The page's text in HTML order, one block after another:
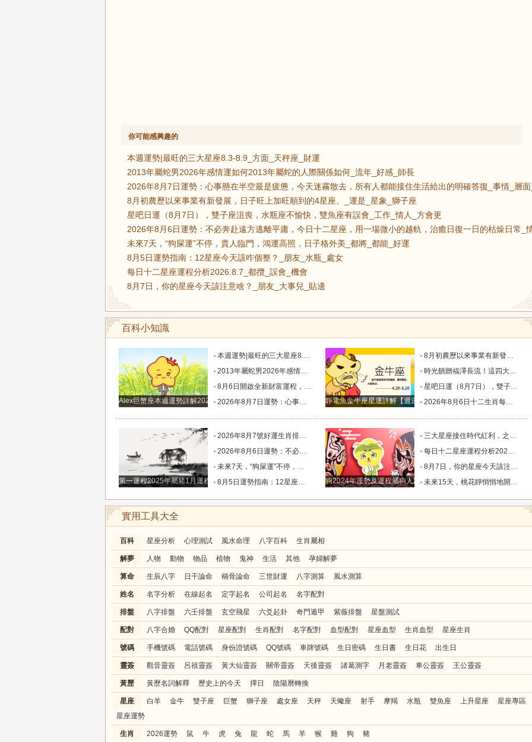
你可能感興趣的
本週運勢|最旺的三大星座8.3-8.9_方面_天秤座_財運
2013年屬蛇男2026年感情運如何2013年屬蛇的人際關係如何_流年_好感_師長
2026年8月7日運勢：心事懸在半空最是疲憊，今天迷霧散去，所有人都能接住生活給出的明確答復_事情_層
8月初農歷以來事業有新發展，日子旺上加旺順到的4星座。_運是_星象_獅子座
星吧日運（8月7日），雙子座沮喪，水瓶座不愉快，雙魚座有誤會_工作_情人_方會更
2026年8月6日運勢：不必奔赴遠方逃離平庸，今日十二星座，用一場微小的越軌，治癒日復一日的枯燥日常_
未來7天，“狗屎運”不停，貴人臨門，鴻運高照，日子格外美_都將_都能_好運
8月5日運勢指南：12星座今天該咋個整？_朋友_水瓶_處女
每日十二星座運程分析2026.8.7_都攬_誤會_機會
8月7日，你的星座今天該注意啥？_朋友_大事兒_貼邊
百科小知識
Alex巨蟹座本週運勢詳解2024.12.23-12.29
本週運勢|最旺的三大星座8.3-8.9_方面_天秤座_財運
2013年屬蛇男2026年感情運如何2013年屬蛇的人際關係如何_流年_好感_師長
8月6日開啟全新財富運程，這幾大生肖財星強力護佑，財源廣進富貴登門萬事順心_時間_朋友_機會
2026年8月7日運勢：心事懸在半空最是疲憊，今天迷霧散去，所有人都能接住生活給出的明確答復_事情_層面_關係
靜電魚金牛座星運詳解【週運2024年12月9日-12月15日】
8月初農歷以來事業有新發展，日子旺上加旺順到的4星座。_運是_星象_獅子座
時光饋贈福澤長流！這四大生肖身邊總有好事綿延不息_好運_肖羊_生活
星吧日運（8月7日），雙子座沮喪，水瓶座不愉快，雙魚座有誤會_工作_情人_方會更
2026年8月6日十二生肖每日好運播報_工作_抓住機會_屬相
第一運程2025年屬豬1月運程解析
2026年8月7號好運生肖排名榜。_財運_感情_飾品
2026年8月6日運勢：不必奔赴遠方逃離平庸，今日十二星座，用一場微小的越軌，治癒日復一日的枯燥日常_情緒_層面_小變化
未來7天，“狗屎運”不停，貴人臨門，鴻運高照，日子格外美_都將_都能_好運
8月5日運勢指南：12星座今天該咋個整？_朋友_水瓶_處女
狗2024年運勢及運程屬狗人2024運勢好嗎
三大星座接住時代紅利，之前吃虧隱忍，全部轉化為晚年財富_行業_合作_人情
每日十二星座運程分析2026.8.7_都攬_誤會_機會
8月7日，你的星座今天該注意啥？_朋友_大事兒_貼邊
未來15天，桃花靜悄悄地開，與真愛只有一步之遙的4大星座_伴侶_愛情_雙子座
實用工具大全
百科 星座分析 心理測試 風水命理 八字百科 生肖屬相
解夢 人物 動物 物品 植物 鬼神 生活 其他 孕婦解夢
算命 生辰八字 日干論命 稱骨論命 三世財運 八字測算 風水測算
姓名 名字分析 在線起名 定字起名 公司起名 名字配對
排盤 八字排盤 六壬排盤 玄空飛星 六爻起卦 奇門遁甲 紫薇排盤 星盤測試
配對 八字合婚 QQ配對 星座配對 生肖配對 名字配對 血型配對 星座血型 生肖血型 星座生肖
號碼 手機號碼 電話號碼 身份證號碼 QQ號碼 車牌號碼 生日密碼 生日書 生日花 出生日
靈簽 觀音靈簽 呂祖靈簽 黃大仙靈簽 關帝靈簽 天後靈簽 諸葛測字 月老靈簽 車公靈簽 王公靈簽
黃歷 黃歷名詞解釋 歷史上的今天 擇日 陰陽曆轉換
星座 白羊 金牛 雙子座 巨蟹 獅子座 處女座 天秤 天蠍座 射手 摩羯 水瓶 雙魚座 上升星座
星座專區
星座運勢
生肖 2026運勢 鼠 牛 虎 兔 龍 蛇 馬 羊 猴 雞 狗 豬